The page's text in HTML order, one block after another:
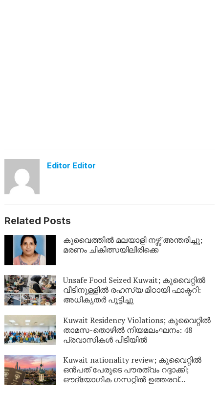
Editor Editor
Related Posts
കുവൈത്തിൽ മലയാളി നഴ്സ് അന്തരിച്ചു;
മരണം ചികിത്സയിലിരിക്കെ
Unsafe Food Seized Kuwait; കുവൈറ്റിൽ
വീടിനുള്ളിൽ രഹസ്യ മിഠായി ഫാക്ടറി:
അധികൃതർ പൂട്ടിച്ചു
Kuwait Residency Violations; കുവൈറ്റിൽ
താമസ-തൊഴിൽ നിയമലംഘനം: 48
പ്രവാസികൾ പിടിയിൽ
Kuwait nationality review; കുവൈറ്റിൽ
ഒൻപത് പേരുടെ പൗരത്വം റദ്ദാക്കി;
ഔദ്യോഗിക ഗസറ്റിൽ ഉത്തരവ്